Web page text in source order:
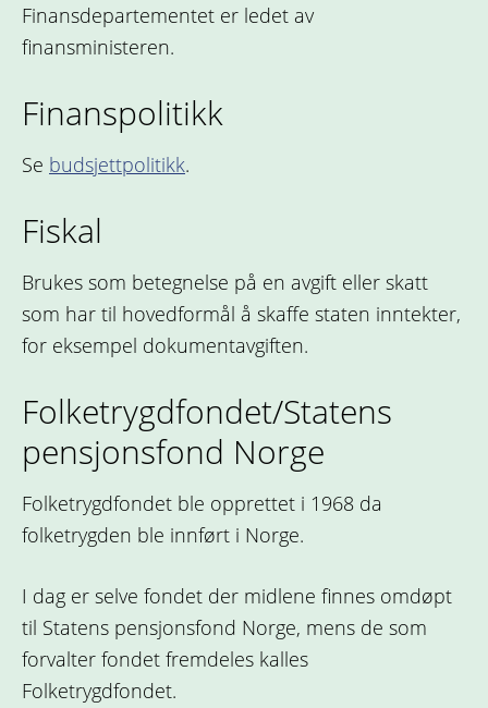
Finansdepartementet er ledet av
finansministeren.
Finanspolitikk
Se budsjettpolitikk.
Fiskal
Brukes som betegnelse på en avgift eller skatt
som har til hovedformål å skaffe staten inntekter,
for eksempel dokumentavgiften.
Folketrygdfondet/Statens
pensjonsfond Norge
Folketrygdfondet ble opprettet i 1968 da
folketrygden ble innført i Norge.
I dag er selve fondet der midlene finnes omdøpt
til Statens pensjonsfond Norge, mens de som
forvalter fondet fremdeles kalles
Folketrygdfondet.